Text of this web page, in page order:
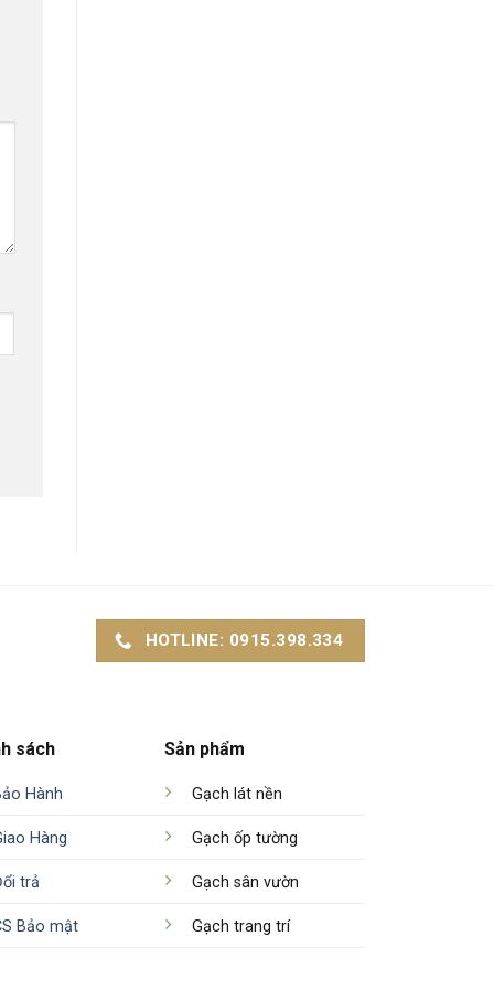
HOTLINE: 0915.398.334
sách
Hành
Hàng
trả
Bảo mật
Sản phẩm
Gạch lát nền
Gạch ốp tường
Gạch sân vườn
Gạch trang trí